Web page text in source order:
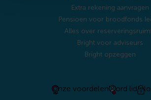
Extra rekening aanvragen
Pensioen voor broodfonds
Alles over
Bright voor adviseurs
Bright opzeggen
Onze voordelenWord lid